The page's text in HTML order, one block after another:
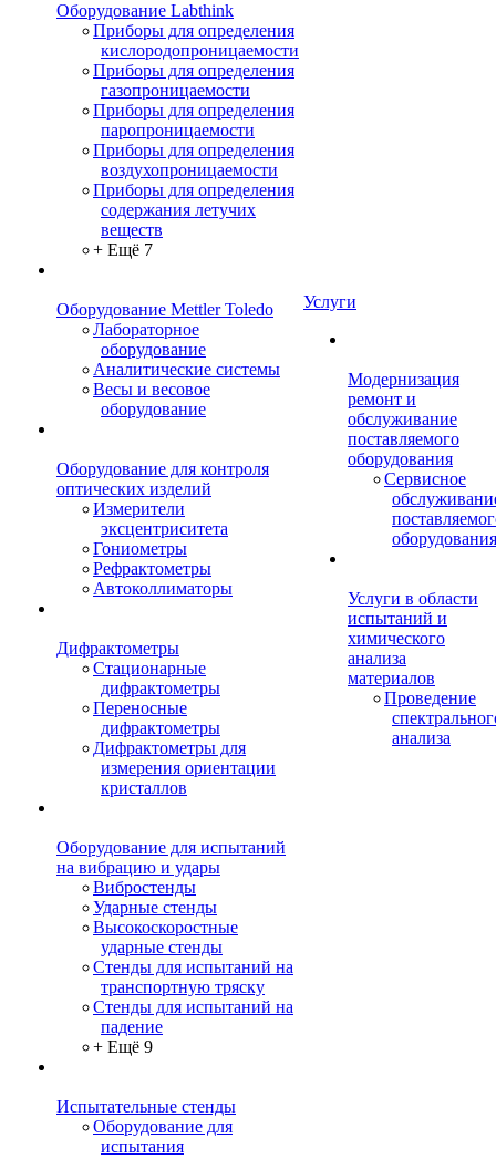
Оборудование Labthink
Приборы для определения
кислородопроницаемости
Приборы для определения
газопроницаемости
Приборы для определения
паропроницаемости
Приборы для определения
воздухопроницаемости
Приборы для определения
содержания летучих
веществ
+ Ещё 7
Оборудование Mettler Toledo
Лабораторное
оборудование
Аналитические системы
Весы и весовое
оборудование
Оборудование для контроля
оптических изделий
Измерители
эксцентриситета
Гониометры
Рефрактометры
Автоколлиматоры
Дифрактометры
Стационарные
дифрактометры
Переносные
дифрактометры
Дифрактометры для
измерения ориентации
кристаллов
Оборудование для испытаний
на вибрацию и удары
Вибростенды
Ударные стенды
Высокоскоростные
ударные стенды
Стенды для испытаний на
транспортную тряску
Стенды для испытаний на
падение
+ Ещё 9
Испытательные стенды
Оборудование для
испытания
Услуги
Модернизация
ремонт и
обслуживание
поставляемого
оборудования
Сервисное
оборудования
Услуги в области
испытаний и
химического
анализа
материалов
Проведение
анализа